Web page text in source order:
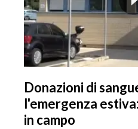
Donazioni di
l'emergenza
in campo